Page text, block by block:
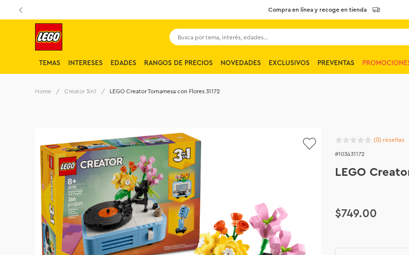
Compra en línea y recoge en tienda
Busca por tema, interés, edades...
TEMAS INTERESES EDADES RANGOS DE PRECIOS NOVEDADES EXCLUSIVOS PREVENTAS
Creator 3in1 LEGO Creator Tornamesa con Flores 31172
(0)
103431172
LEGO
$749.00